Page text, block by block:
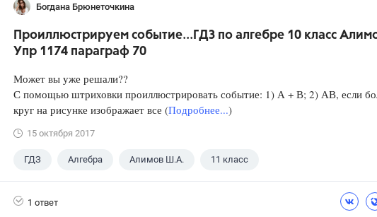
Богдана Брюнеточкина
Проиллюстрируем событие...ГДЗ по алгебре 10 класс
Упр 1174 параграф 70
Может вы уже решали??
С помощью штриховки проиллюстрировать событие: 1) А + В; 2) АВ, если
круг на рисунке изображает все (Подробнее...)
15 октября 2017
ГДЗ Алгебра Алимов Ш.А. 11 класс
1 ответ